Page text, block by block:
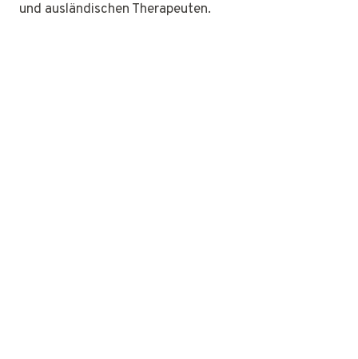
und ausländischen Therapeuten.